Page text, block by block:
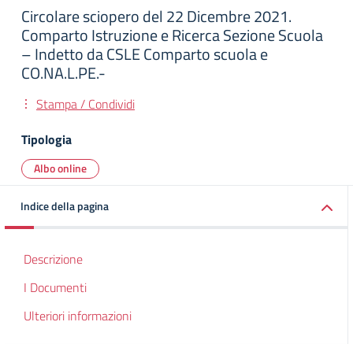
Circolare sciopero del 22 Dicembre 2021.
Comparto Istruzione e Ricerca Sezione Scuola
– Indetto da CSLE Comparto scuola e
CO.NA.L.PE.-
Stampa / Condividi
Tipologia
Albo online
Indice della pagina
Descrizione
I Documenti
Ulteriori informazioni